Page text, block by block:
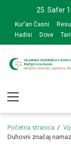
navigation
content
25. Safer
Kur'an Časni
Hadisi
Dove
Menu
Početna stranica
Duhovni značaj